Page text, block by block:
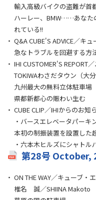
輸入高級バイクの盗難が首
ハーレー、BMW……あなた
れている!!
Q&A CUBE'S ADVICE／キ
急なトラブルを回避する方
IHI CUSTOMER'S REPORT
TOKIWAわさだタウン（大分
九州最大の無料立体駐車場
県都新都心の賑わい生む
CUBE CLIP／IHIからのお知
・バースエレベータパーキ
本初の制振装置を設置した
・六本木ヒルズにシャトル
第28号 October,
ON THE WAY／キューブ・
椎名 誠／SHIINA Makoto